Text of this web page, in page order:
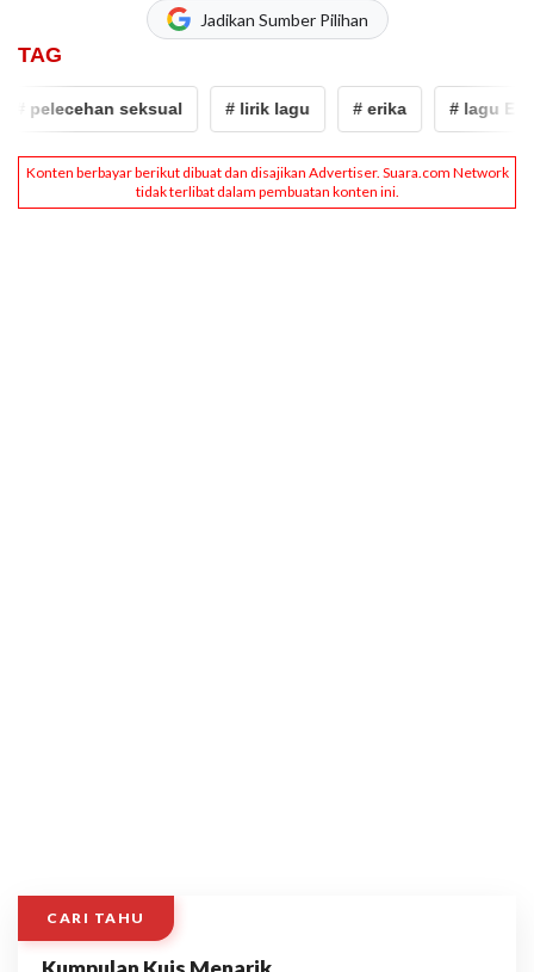
Jadikan Sumber Pilihan
TAG
pelecehan seksual # lirik lagu # erika # lagu Erika
CARI TAHU